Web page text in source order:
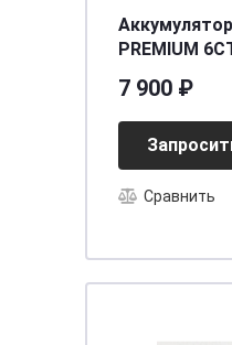
PREMIUM 6СТ - 77 L (п.п)
7 900 ₽
Сравнить